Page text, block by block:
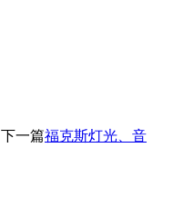
下一篇福克斯灯光、音